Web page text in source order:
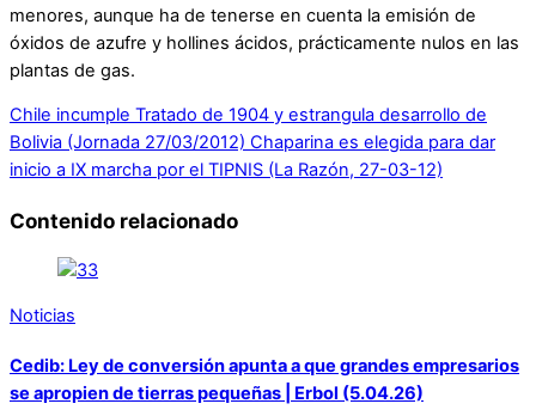
menores, aunque ha de tenerse en cuenta la emisión de
óxidos de azufre y hollines ácidos, prácticamente nulos en las
plantas de gas.
Chile incumple Tratado de 1904 y estrangula desarrollo de
Bolivia (Jornada 27/03/2012) Chaparina es elegida para dar
inicio a IX marcha por el TIPNIS (La Razón, 27-03-12)
Contenido relacionado
Noticias
Cedib: Ley de conversión apunta a que grandes empresarios
se apropien de tierras pequeñas | Erbol (5.04.26)